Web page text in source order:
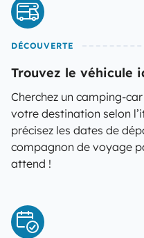
DÉCOUVERTE
Trouvez le véhicule
Cherchez un camping-
votre destination selon
précisez les dates de
compagnon de voyage
attend !